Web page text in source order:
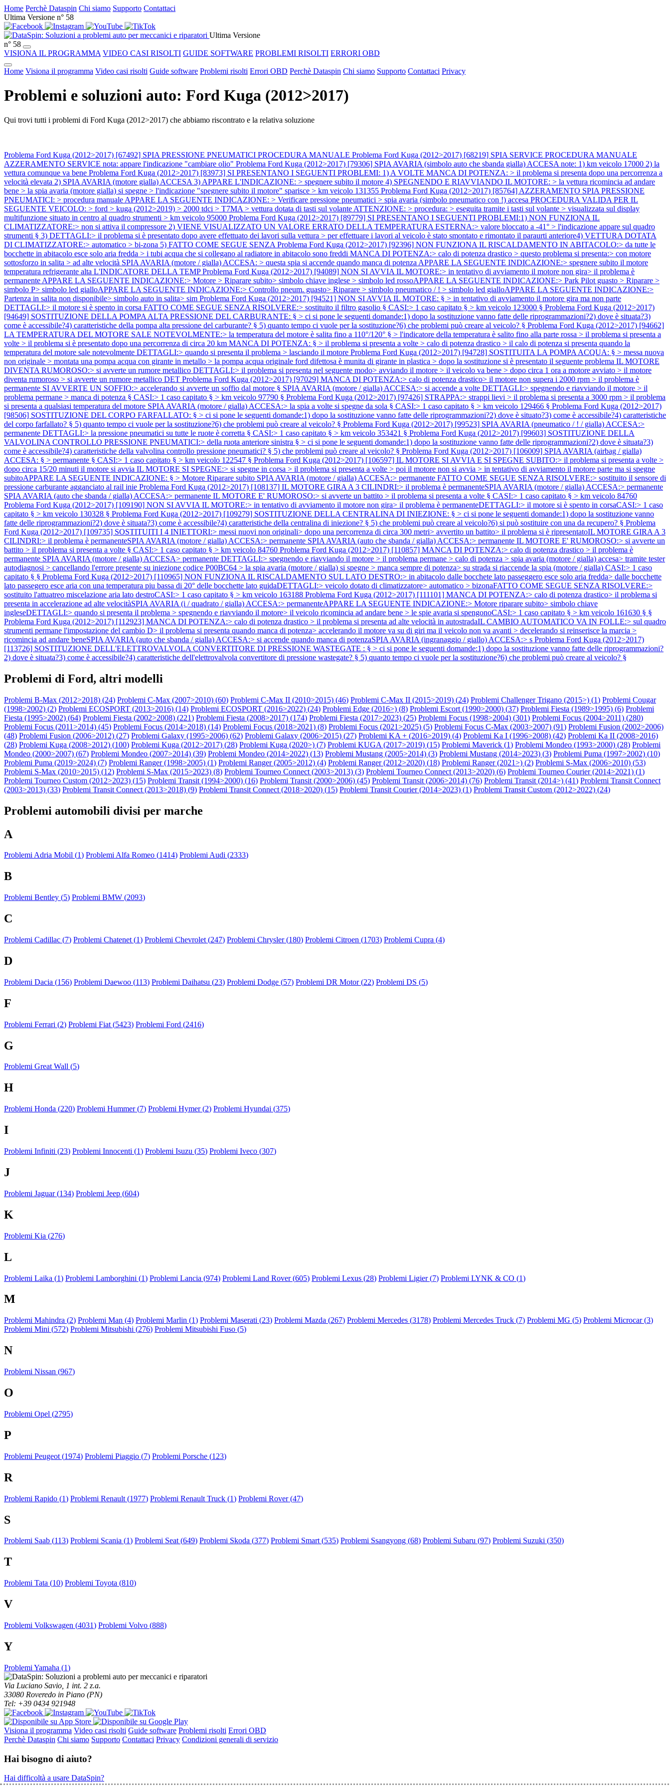
Home Perchè Dataspin Chi siamo Supporto Contattaci
Ultima Versione n° 58
Ultima Versione
n° 58
VISIONA IL PROGRAMMA VIDEO CASI RISOLTI GUIDE SOFTWARE PROBLEMI RISOLTI ERRORI OBD
Home Visiona il programma Video casi risolti Guide software Problemi risolti Errori OBD Perchè Dataspin Chi siamo Supporto Contattaci Privacy
Problemi e soluzioni auto: Ford Kuga (2012>2017)
Qui trovi tutti i problemi di Ford Kuga (2012>2017) che abbiamo riscontrato e la relativa soluzione
Problema Ford Kuga (2012>2017) [67492] SPIA PRESSIONE PNEUMATICI PROCEDURA MANUALE Problema Ford Kuga (2012>2017) [68219] SPIA SERVICE PROCEDURA MANUALE
AZZERAMENTO SERVICE nota: appare l'indicazione "cambiare olio" Problema Ford Kuga (2012>2017) [79306] SPIA AVARIA (simbolo auto che sbanda gialla) ACCESA note: 1) km veicolo 17000 2) la
vettura comunque va bene Problema Ford Kuga (2012>2017) [83973] SI PRESENTANO I SEGUENTI PROBLEMI: 1) A VOLTE MANCA DI POTENZA: > il problema si presenta dopo una percorrenza a
velocità elevata 2) SPIA AVARIA (motore gialla) ACCESA 3) APPARE L'INDICAZIONE: > spegnere subito il motore 4) SPEGNENDO E RIAVVIANDO IL MOTORE: > la vettura ricomincia ad andare
bene > la spia avaria (motore gialla) si spegne > l'indicazione "spegnere subito il motore" sparisce > km veicolo 131355 Problema Ford Kuga (2012>2017) [85764] AZZERAMENTO SPIA PRESSIONE
PNEUMATICI: > procedura manuale APPARE LA SEGUENTE INDICAZIONE: > Verificare pressione pneumatici > spia avaria (simbolo pneumatico con !) accesa PROCEDURA VALIDA PER IL
SEGUENTE VEICOLO: > ford > kuga (2012>2019) > 2000 tdci > T7MA > vettura dotata di tasti sul volante ATTENZIONE: > procedura: > eseguita tramite i tasti sul volante > visualizzata sul display
multifunzione situato in centro al quadro strumenti > km veicolo 95000 Problema Ford Kuga (2012>2017) [89779] SI PRESENTANO I SEGUENTI PROBLEMI:1) NON FUNZIONA IL
CLIMATIZZATORE:> non si attiva il compressore 2) VIENE VISUALIZZATO UN VALORE ERRATO DELLA TEMPERATURA ESTERNA:> valore bloccato a -41° > l'indicazione appare sul quadro
strumenti § 3) DETTAGLI:> il problema si è presentato dopo avere effettuato dei lavori sulla vettura > per effettuare i lavori al veicolo è stato smontato e rimontato il paraurti anteriore4) VETTURA DOTATA
DI CLIMATIZZATORE:> automatico > bi-zona 5) FATTO COME SEGUE SENZA Problema Ford Kuga (2012>2017) [92396] NON FUNZIONA IL RISCALDAMENTO IN ABITACOLO:> da tutte le
bocchette in abitacolo esce solo aria fredda > i tubi acqua che si collegano al radiatore in abitacolo sono freddi MANCA DI POTENZA:> calo di potenza drastico > questo problema si presenta:> con motore
sottosforzo in salita > ad alte velocità SPIA AVARIA (motore / gialla) ACCESA: > questa spia si accende quando manca di potenza APPARE LA SEGUENTE INDICAZIONE:> spegnere subito il motore
temperatura refrigerante alta L'INDICATORE DELLA TEMPProblema Ford Kuga (2012>2017) [94089] NON SI AVVIA IL MOTORE:> in tentativo di avviamento il motore non gira> il problema è
permanente APPARE LA SEGUENTE INDICAZIONE:> Motore > Riparare subito> simbolo chiave inglese > simbolo led rossoAPPARE LA SEGUENTE INDICAZIONE:> Park Pilot guasto > Riparare >
simbolo P> simbolo led gialloAPPARE LA SEGUENTE INDICAZIONE:> Controllo pneum. guasto> Riparare > simbolo pneumatico / ! > simbolo led gialloAPPARE LA SEGUENTE INDICAZIONE:>
Partenza in salita non disponibile> simbolo auto in salita> sim Problema Ford Kuga (2012>2017) [94521] NON SI AVVIA IL MOTORE: § > in tentativo di avviamento il motore gira ma non parte
DETTAGLI:> il motore si è spento in corsa FATTO COME SEGUE SENZA RISOLVERE:> sostituito il filtro gasolio § CASI:> 1 caso capitato § > km veicolo 123000 § Problema Ford Kuga (2012>2017)
[94649] SOSTITUZIONE DELLA POMPA ALTA PRESSIONE DEL CARBURANTE: § > ci si pone le seguenti domande:1) dopo la sostituzione vanno fatte delle riprogrammazioni?2) dove è situata?3)
come è accessibile?4) caratteristiche della pompa alta pressione del carburante? § 5) quanto tempo ci vuole per la sostituzione?6) che problemi può creare al veicolo? § Problema Ford Kuga (2012>2017) [94662]
LA TEMPERATURA DEL MOTORE SALE NOTEVOLMENTE:> la temperatura del motore è salita fino a 110°/120° § > l'indicatore della temperatura è salito fino alla parte rossa > il problema si presenta a
volte > il problema si è presentato dopo una percorrenza di circa 20 km MANCA DI POTENZA: § > il problema si presenta a volte > calo di potenza drastico > il calo di potenza si presenta quando la
temperatura del motore sale notevolmente DETTAGLI:> quando si presenta il problema > lasciando il motore Problema Ford Kuga (2012>2017) [94728] SOSTITUITA LA POMPA ACQUA: § > messa nuova
non originale > montata una pompa acqua con girante in metallo > la pompa acqua originale ford difettosa è munita di girante in plastica > dopo la sostituzione si è presentato il seguente problema IL MOTORE
DIVENTA RUMOROSO:> si avverte un rumore metallico DETTAGLI:> il problema si presenta nel seguente modo> avviando il motore > il veicolo va bene > dopo circa 1 ora a motore avviato > il motore
diventa rumoroso > si avverte un rumore metallico DET Problema Ford Kuga (2012>2017) [97029] MANCA DI POTENZA:> calo di potenza drastico> il motore non supera i 2000 rpm > il problema è
permanente SI AVVERTE UN SOFFIO:> accelerando si avverte un soffio dal motore § SPIA AVARIA (motore / gialla) ACCESA:> si accende a volte DETTAGLI:> spegnendo e riavviando il motore > il
problema permane > manca di potenza § CASI:> 1 caso capitato § > km veicolo 97790 § Problema Ford Kuga (2012>2017) [97426] STRAPPA:> strappi lievi > il problema si presenta a 3000 rpm > il problema
si presenta a qualsiasi temperatura del motore SPIA AVARIA (motore / gialla) ACCESA:> la spia a volte si spegne da sola § CASI:> 1 caso capitato § > km veicolo 129466 § Problema Ford Kuga (2012>2017)
[98506] SOSTITUZIONE DEL CORPO FARFALLATO: § > ci si pone le seguenti domande:1) dopo la sostituzione vanno fatte delle riprogrammazioni?2) dove è situato?3) come è accessibile?4) caratteristiche
del corpo farfallato? § 5) quanto tempo ci vuole per la sostituzione?6) che problemi può creare al veicolo? § Problema Ford Kuga (2012>2017) [99523] SPIA AVARIA (pneumatico / ! / gialla) ACCESA:>
permanente DETTAGLI:> la pressione pneumatici su tutte le ruote è corretta § CASI:> 1 caso capitato § > km veicolo 353421 § Problema Ford Kuga (2012>2017) [99603] SOSTITUZIONE DELLA
VALVOLINA CONTROLLO PRESSIONE PNEUMATICI:> della ruota anteriore sinistra § > ci si pone le seguenti domande:1) dopo la sostituzione vanno fatte delle riprogrammazioni?2) dove è situata?3)
come è accessibile?4) caratteristiche della valvolina controllo pressione pneumatici? § 5) che problemi può creare al veicolo? § Problema Ford Kuga (2012>2017) [106009] SPIA AVARIA (airbag / gialla)
ACCESA: § > permanente § CASI:> 1 caso capitato § > km veicolo 122547 § Problema Ford Kuga (2012>2017) [106597] IL MOTORE SI AVVIA E SI SPEGNE SUBITO:> il problema si presenta a volte >
dopo circa 15/20 minuti il motore si avvia IL MOTORE SI SPEGNE:> si spegne in corsa > il problema si presenta a volte > poi il motore non si avvia > in tentativo di avviamento il motore parte ma si spegne
subitoAPPARE LA SEGUENTE INDICAZIONE: § > Motore Riparare subito SPIA AVARIA (motore / gialla) ACCESA:> permanente FATTO COME SEGUE SENZA RISOLVERE:> sostituito il sensore di
pressione carburante agganciato al rail inie Problema Ford Kuga (2012>2017) [108137] IL MOTORE GIRA A 3 CILINDRI:> il problema è permanenteSPIA AVARIA (motore / gialla) ACCESA:> permanente
SPIA AVARIA (auto che sbanda / gialla) ACCESA:> permanente IL MOTORE E' RUMOROSO:> si avverte un battito > il problema si presenta a volte § CASI:> 1 caso capitato § > km veicolo 84760
Problema Ford Kuga (2012>2017) [109190] NON SI AVVIA IL MOTORE:> in tentativo di avviamento il motore non gira> il problema è permanenteDETTAGLI:> il motore si è spento in corsaCASI:> 1 caso
capitato § > km veicolo 130328 § Problema Ford Kuga (2012>2017) [109279] SOSTITUZIONE DELLA CENTRALINA DI INIEZIONE: § > ci si pone le seguenti domande:1) dopo la sostituzione vanno
fatte delle riprogrammazioni?2) dove è situata?3) come è accessibile?4) caratteristiche della centralina di iniezione? § 5) che problemi può creare al veicolo?6) si può sostituire con una da recupero? § Problema
Ford Kuga (2012>2017) [109735] SOSTITUITI I 4 INIETTORI:> messi nuovi non originali> dopo una percorrenza di circa 300 metri> avvertito un battito> il problema si è ripresentatoIL MOTORE GIRA A 3
CILINDRI:> il problema è permanenteSPIA AVARIA (motore / gialla) ACCESA:> permanente SPIA AVARIA (auto che sbanda / gialla) ACCESA:> permanente IL MOTORE E' RUMOROSO:> si avverte un
battito > il problema si presenta a volte § CASI:> 1 caso capitato § > km veicolo 84760 Problema Ford Kuga (2012>2017) [110857] MANCA DI POTENZA:> calo di potenza drastico > il problema è
permanente SPIA AVARIA (motore / gialla) ACCESA> permanente DETTAGLI:> spegnendo e riavviando il motore > il problema permane > calo di potenza > spia avaria (motore / gialla) accesa> tramite tester
autodiagnosi > cancellando l'errore presente su iniezione codice P00BC64 > la spia avaria (motore / gialla) si spegne > manca sempre di potenza> su strada si riaccende la spia (motore / gialla) CASI:> 1 caso
capitato § § Problema Ford Kuga (2012>2017) [110965] NON FUNZIONA IL RISCALDAMENTO SUL LATO DESTRO:> in abitacolo dalle bocchete lato passeggero esce solo aria fredda> dalle bocchette
lato passegero esce aria con una temperatura piu bassa di 20° delle bocchette lato guidaDETTAGLI:> veicolo dotato di climatizzatore> automatico > bizonaFATTO COME SEGUE SENZA RISOLVERE:>
sostituito l'attuatreo miscelazione aria lato destroCASI:> 1 caso capitato § > km veicolo 163188 Problema Ford Kuga (2012>2017) [111101] MANCA DI POTENZA:> calo di potenza drastico> il problema si
presenta in accelerazione ad alte velocitàSPIA AVARIA (i / quadrato / gialla) ACCESA:> permanenteAPPARE LA SEGUENTE INDICAZIONE:> Motore riparare subito> simbolo chiave
ingleseDETTAGLI:> quando si presenta il problema > spegnendo e riavviando il motore> il veicolo ricomincia ad andare bene > le spie avaria si spengonoCASI:> 1 caso capitato § > km veicolo 161630 § §
Problema Ford Kuga (2012>2017) [112923] MANCA DI POTENZA:> calo di potenza drastico > il problema si presenta ad alte velocità in autostradaIL CAMBIO AUTOMATICO VA IN FOLLE:> sul quadro
strumenti permane l'impostazione del cambio D> il problema si presenta quando manca di potenza> accelerando il motore va su di giri ma il veicolo non va avanti > decelerando si reinserisce la marcia >
ricomincia ad andare beneSPIA AVARIA (auto che sbanda / gialla) ACCESA:> si accende quando manca di potenzaSPIA AVARIA (ingranaggio / giallo) ACCESA:> s Problema Ford Kuga (2012>2017)
[113726] SOSTITUZIONE DELL'ELETTROVALVOLA CONVERTITORE DI PRESSIONE WASTEGATE : § > ci si pone le seguenti domande:1) dopo la sostituzione vanno fatte delle riprogrammazioni?
2) dove è situata?3) come è accessibile?4) caratteristiche dell'elettrovalvola convertitore di pressione wastegate? § 5) quanto tempo ci vuole per la sostituzione?6) che problemi può creare al veicolo? §
Problemi di Ford, altri modelli
Problemi B-Max (2012>2018) (24) Problemi C-Max (2007>2010) (60) Problemi C-Max II (2010>2015) (46) Problemi C-Max II (2015>2019) (24) Problemi Challenger Trigano (2015>) (1) Problemi Cougar
(1998>2002) (2) Problemi ECOSPORT (2013>2016) (14) Problemi ECOSPORT (2016>2022) (24) Problemi Edge (2016>) (8) Problemi Escort (1990>2000) (37) Problemi Fiesta (1989>1995) (6) Problemi
Fiesta (1995>2002) (64) Problemi Fiesta (2002>2008) (221) Problemi Fiesta (2008>2017) (174) Problemi Fiesta (2017>2023) (25) Problemi Focus (1998>2004) (301) Problemi Focus (2004>2011) (280)
Problemi Focus (2011>2014) (45) Problemi Focus (2014>2018) (14) Problemi Focus (2018>2021) (8) Problemi Focus (2021>2025) (5) Problemi Focus C-Max (2003>2007) (91) Problemi Fusion (2002>2006)
(48) Problemi Fusion (2006>2012) (27) Problemi Galaxy (1995>2006) (62) Problemi Galaxy (2006>2015) (27) Problemi KA + (2016>2019) (4) Problemi Ka I (1996>2008) (42) Problemi Ka II (2008>2016)
(28) Problemi Kuga (2008>2012) (100) Problemi Kuga (2012>2017) (28) Problemi Kuga (2020>) (7) Problemi KUGA (2017>2019) (15) Problemi Maverick (1) Problemi Mondeo (1993>2000) (28) Problemi
Mondeo (2000>2007) (67) Problemi Mondeo (2007>2014) (39) Problemi Mondeo (2014>2022) (13) Problemi Mustang (2005>2014) (3) Problemi Mustang (2014>2023) (3) Problemi Puma (1997>2002) (10)
Problemi Puma (2019>2024) (7) Problemi Ranger (1998>2005) (1) Problemi Ranger (2005>2012) (4) Problemi Ranger (2012>2020) (18) Problemi Ranger (2021>) (2) Problemi S-Max (2006>2010) (53)
Problemi S-Max (2010>2015) (12) Problemi S-Max (2015>2023) (8) Problemi Tourneo Connect (2003>2013) (3) Problemi Tourneo Connect (2013>2020) (6) Problemi Tourneo Courier (2014>2021) (1)
Problemi Tourneo Custom (2012>2023) (15) Problemi Transit (1994>2000) (16) Problemi Transit (2000>2006) (45) Problemi Transit (2006>2014) (76) Problemi Transit (2014>) (41) Problemi Transit Connect
(2003>2013) (33) Problemi Transit Connect (2013>2018) (9) Problemi Transit Connect (2018>2020) (15) Problemi Transit Courier (2014>2023) (1) Problemi Transit Custom (2012>2022) (24)
Problemi automobili divisi per marche
A
Problemi Adria Mobil (1) Problemi Alfa Romeo (1414) Problemi Audi (2333)
B
Problemi Bentley (5) Problemi BMW (2093)
C
Problemi Cadillac (7) Problemi Chatenet (1) Problemi Chevrolet (247) Problemi Chrysler (180) Problemi Citroen (1703) Problemi Cupra (4)
D
Problemi Dacia (156) Problemi Daewoo (113) Problemi Daihatsu (23) Problemi Dodge (57) Problemi DR Motor (22) Problemi DS (5)
F
Problemi Ferrari (2) Problemi Fiat (5423) Problemi Ford (2416)
G
Problemi Great Wall (5)
H
Problemi Honda (220) Problemi Hummer (7) Problemi Hymer (2) Problemi Hyundai (375)
I
Problemi Infiniti (23) Problemi Innocenti (1) Problemi Isuzu (35) Problemi Iveco (307)
J
Problemi Jaguar (134) Problemi Jeep (604)
K
Problemi Kia (276)
L
Problemi Laika (1) Problemi Lamborghini (1) Problemi Lancia (974) Problemi Land Rover (605) Problemi Lexus (28) Problemi Ligier (7) Problemi LYNK & CO (1)
M
Problemi Mahindra (2) Problemi Man (4) Problemi Marlin (1) Problemi Maserati (23) Problemi Mazda (267) Problemi Mercedes (3178) Problemi Mercedes Truck (7) Problemi MG (5) Problemi Microcar (3)
Problemi Mini (572) Problemi Mitsubishi (276) Problemi Mitsubishi Fuso (5)
N
Problemi Nissan (967)
O
Problemi Opel (2795)
P
Problemi Peugeot (1974) Problemi Piaggio (7) Problemi Porsche (123)
R
Problemi Rapido (1) Problemi Renault (1977) Problemi Renault Truck (1) Problemi Rover (47)
S
Problemi Saab (113) Problemi Scania (1) Problemi Seat (649) Problemi Skoda (377) Problemi Smart (535) Problemi Ssangyong (68) Problemi Subaru (97) Problemi Suzuki (350)
T
Problemi Tata (10) Problemi Toyota (810)
V
Problemi Volkswagen (4031) Problemi Volvo (888)
Y
Problemi Yamaha (1)
Via Luciano Savio, 1 int. 2 z.a.
33080 Roveredo in Piano (PN)
Tel: +39 0434 921948
Visiona il programma Video casi risolti Guide software Problemi risolti Errori OBD
Perchè Dataspin Chi siamo Supporto Contattaci Privacy Condizioni generali di servizio
Hai bisogno di aiuto?
Hai difficoltà a usare DataSpin?